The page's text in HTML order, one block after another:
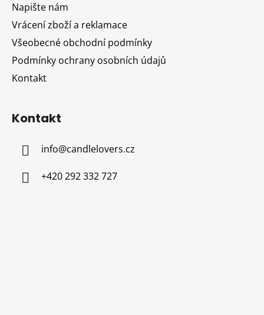
Napište nám
Vrácení zboží a reklamace
Všeobecné obchodní podmínky
Podmínky ochrany osobních údajů
Kontakt
Kontakt
info@candlelovers.cz
+420 292 332 727